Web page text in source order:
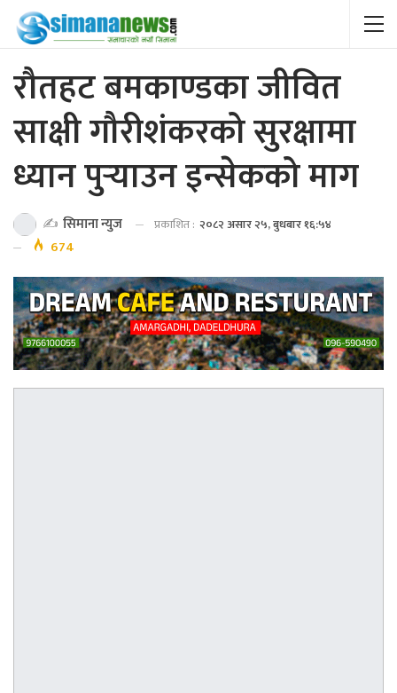
रौतहट बमकाण्डका जीवित
साक्षी गौरीशंकरको सुरक्षामा
ध्यान पुर्‍याउन इन्सेकको माग
✍️ सिमाना न्युज प्रकाशित : २०८२ असार २५, बुधबार १६:५४
674